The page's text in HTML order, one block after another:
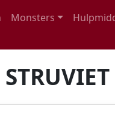
Monsters